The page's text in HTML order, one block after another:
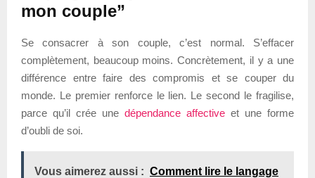
mon couple”
Se consacrer à son couple, c’est normal. S’effacer
complètement, beaucoup moins. Concrètement, il y a une
différence entre faire des compromis et se couper du
monde. Le premier renforce le lien. Le second le fragilise,
parce qu’il crée une dépendance affective et une forme
d’oubli de soi.
Vous aimerez aussi : Comment lire le langage